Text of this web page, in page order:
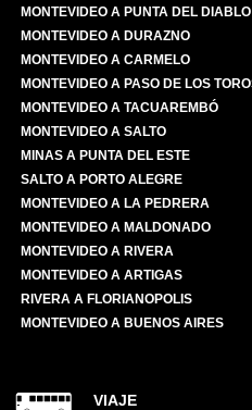
MONTEVIDEO A PUNTA DEL DIABLO
MONTEVIDEO A DURAZNO
MONTEVIDEO A CARMELO
MONTEVIDEO A PASO DE LOS
MONTEVIDEO A TACUAREMBÓ
MONTEVIDEO A SALTO
MINAS A PUNTA DEL ESTE
SALTO A PORTO ALEGRE
MONTEVIDEO A LA PEDRERA
MONTEVIDEO A MALDONADO
MONTEVIDEO A RIVERA
MONTEVIDEO A ARTIGAS
RIVERA A FLORIANOPOLIS
MONTEVIDEO A BUENOS AIRES
VIAJE